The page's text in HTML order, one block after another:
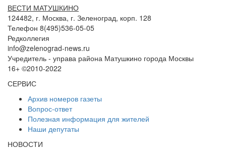
ВЕСТИ МАТУШКИНО
124482, г. Москва, г. Зеленоград, корп. 128
Телефон 8(495)536-05-05
Редколлегия
info@zelenograd-news.ru
Учредитель - управа района Матушкино города Москвы
16+ ©2010-2022
СЕРВИС
Архив номеров газеты
Вопрос-ответ
Полезная информация для жителей
Наши депутаты
НОВОСТИ